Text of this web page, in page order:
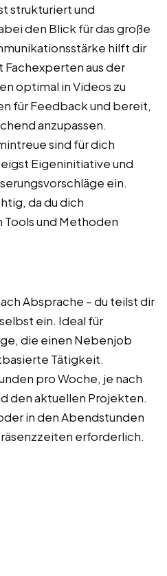
strukturiert und
den Blick für das große
hilft dir
aus der
optimal in Videos zu
für Feedback und bereit,
anzupassen.
sind für dich
Eigeninitiative und
ein.
da du dich
und Methoden
Absprache – du teilst dir
ein. Ideal für
die einen Nebenjob
Tätigkeit.
pro Woche, je nach
den aktuellen Projekten.
in den Abendstunden
erforderlich.